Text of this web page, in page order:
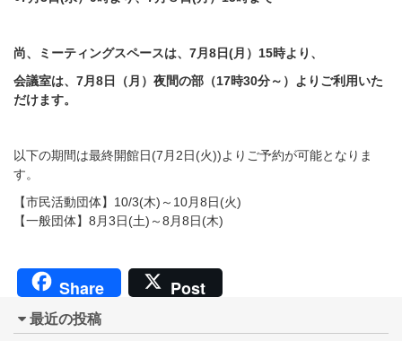
尚、ミーティングスペースは、7月8日(月）15時より、
会議室は、7月8日（月）夜間の部（17時30分～）よりご利用いた
だけます。
以下の期間は最終開館日(7月2日(火))よりご予約が可能となりま
す。
【市民活動団体】10/3(木)～10月8日(火)
【一般団体】8月3日(土)～8月8日(木)
Share Post
最近の投稿